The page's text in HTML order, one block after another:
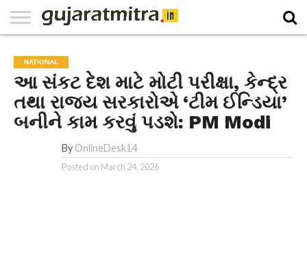
PAPER
NATIONAL
WORLD
BUSINESS
SPORTS
GUJARAT
OPINION
MORE
NATIONAL
આ સંકટ દેશ માટે મોટી પરીક્ષા, કેન્દ્ર
તથા રાજ્ય સરકારોએ ‘ટીમ ઈન્ડિયા’
બનીને કામ કરવું પડશે: PM Modi
By OnlineDesk14
Posted on March 24, 2026